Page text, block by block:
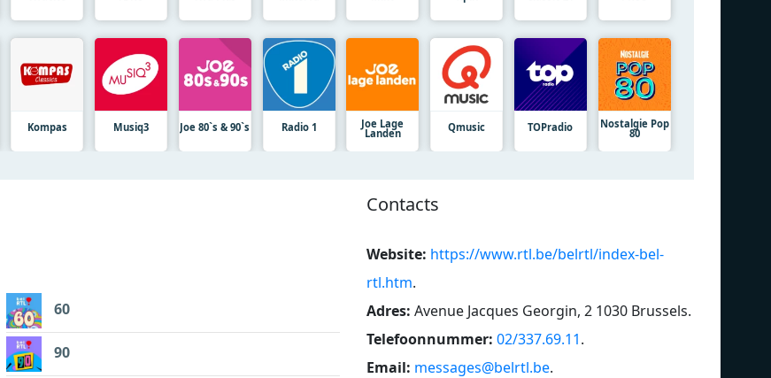
Kompas Musiq3 Joe 80`s & 90`s Radio 1 Joe Lage
Landen Qmusic TOPradio Nostalgie Pop
80
60
90
Contacts
Website: https://www.rtl.be/belrtl/index-bel-
rtl.htm.
Adres: Avenue Jacques Georgin, 2 1030 Brussels.
Telefoonnummer: 02/337.69.11.
Email: messages@belrtl.be.